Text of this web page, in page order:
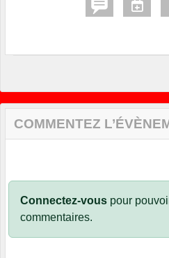
COMMENTEZ
Connectez-vous pour
commentaires.